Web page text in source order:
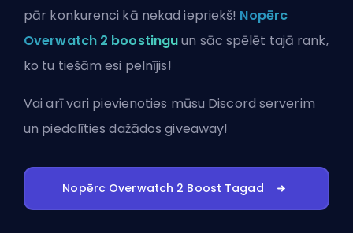
pār konkurenci kā nekad iepriekš! Nopērc
Overwatch 2 boostinguun sāc spēlēt tajā rank,
ko tu tiešām esi pelnījis!
Vai arī vari pievienoties mūsu Discord serverim
un piedalīties dažādos giveaway!
Nopērc Overwatch 2 Boost Tagad